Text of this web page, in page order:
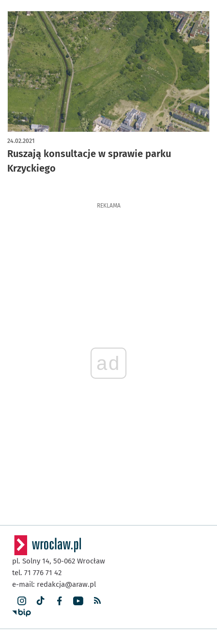
Ruszają konsultacje w sprawie parku
Krzyckiego
24.02.2021
REKLAMA
ad
pl. Solny 14, 50-062 Wrocław
tel. 71 776 71 42
e-mail: redakcja@araw.pl